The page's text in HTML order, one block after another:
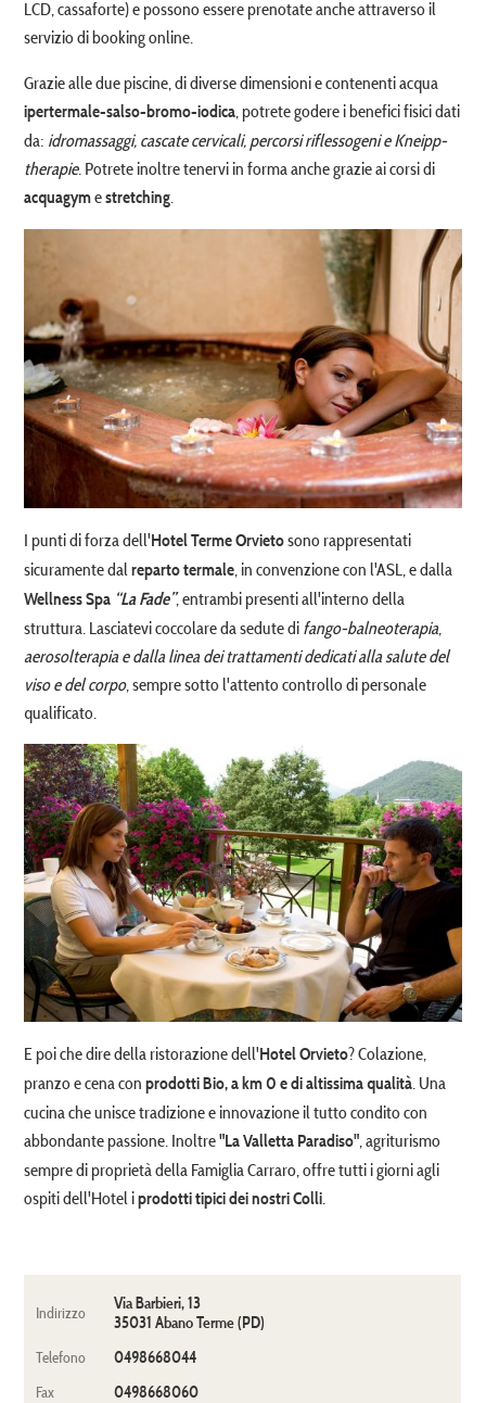
LCD, cassaforte) e possono essere prenotate anche attraverso il
servizio di booking online.
Grazie alle due piscine, di diverse dimensioni e contenenti acqua
ipertermale-salso-bromo-iodica, potrete godere i benefici fisici dati
da: idromassaggi, cascate cervicali, percorsi riflessogeni e Kneipp-
therapie. Potrete inoltre tenervi in forma anche grazie ai corsi di
acquagymestretching.
I punti di forza dell'Hotel Terme Orvietosono rappresentati
sicuramente dalreparto termale , in convenzione con l'ASL, e dalla
Wellness Spa “La Fade”, entrambi presenti all'interno della
struttura. Lasciatevi coccolare da sedute di fango-balneoterapia
aerosolterapia e dalla linea dei trattamenti dedicati alla salute del
viso e del corpo, sempre sotto l'attento controllo di personale
qualificato.
E poi che dire della ristorazione dell'Hotel Orvieto? Colazione,
pranzo e cena conprodotti Bio, a km 0 e di altissima qualità. Una
cucina che unisce tradizione e innovazione il tutto condito con
abbondante passione. Inoltre"La Valletta Paradiso", agriturismo
sempre di proprietà della Famiglia Carraro, offre tutti i giorni agli
ospiti dell'Hotel iprodotti tipici dei nostri Colli.
Indirizzo
Via Barbieri, 13
35031 Abano Terme (PD)
Telefono 0498668044
Fax 0498668060